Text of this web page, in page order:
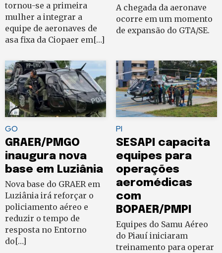
tornou-se a primeira
mulher a integrar a
equipe de aeronaves de
asa fixa da Ciopaer em[…]
A chegada da aeronave
ocorre em um momento
de expansão do GTA/SE.
GO
GRAER/PMGO
inaugura nova
base em Luziânia
Nova base do GRAER em
Luziânia irá reforçar o
policiamento aéreo e
reduzir o tempo de
resposta no Entorno
do[…]
PI
SESAPI capacita
equipes para
operações
aeromédicas
com
BOPAER/PMPI
Equipes do Samu Aéreo
do Piauí iniciaram
treinamento para operar